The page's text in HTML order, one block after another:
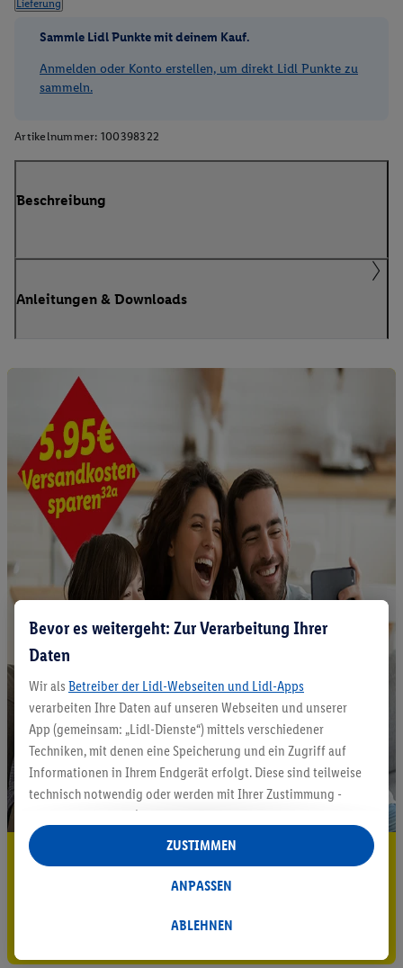
Lieferung
Sammle Lidl Punkte mit deinem Kauf.
Anmelden oder Konto erstellen, um direkt Lidl Punkte zu
sammeln.
Artikelnummer: 100398322
Beschreibung
Anleitungen & Downloads
5.95 € Versand sparen³²ᵃ
Jetzt zum Newsletter anmelden
Gutschein sichern!
Bevor es weitergeht: Zur Verarbeitung Ihrer
Daten
Wir als Betreiber der Lidl-Webseiten und Lidl-Apps
verarbeiten Ihre Daten auf unseren Webseiten und unserer
App (gemeinsam: „Lidl-Dienste“) mittels verschiedener
Techniken, mit denen eine Speicherung und ein Zugriff auf
Informationen in Ihrem Endgerät erfolgt. Diese sind teilweise
technisch notwendig oder werden mit Ihrer Zustimmung -
auch durch Partner (u.a.
Verantwortliche; im Zusammenhang mit dem IAB TCF
insgesamt
Statistik-Erstellung oder für personalisierte Werbung
Datenverarbeitungen für personalisierte Werbung werden
ABLEHNEN
ANPASSEN
ZUSTIMMEN